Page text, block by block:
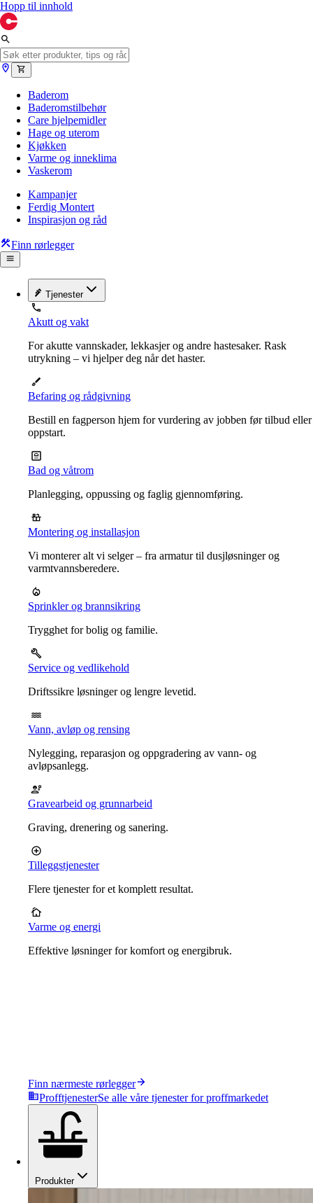
Hopp til innhold
Baderom
Baderomstilbehør
Care hjelpemidler
Hage og uterom
Kjøkken
Varme og inneklima
Vaskerom
Kampanjer
Ferdig Montert
Inspirasjon og råd
Finn rørlegger
Tjenester
Akutt og vakt
For akutte vannskader, lekkasjer og andre hastesaker. Rask
utrykning – vi hjelper deg når det haster.
Befaring og rådgivning
Bestill en fagperson hjem for vurdering av jobben før tilbud eller
oppstart.
Bad og våtrom
Planlegging, oppussing og faglig gjennomføring.
Montering og installasjon
Vi monterer alt vi selger – fra armatur til dusjløsninger og
varmtvannsberedere.
Sprinkler og brannsikring
Trygghet for bolig og familie.
Service og vedlikehold
Driftssikre løsninger og lengre levetid.
Vann, avløp og rensing
Nylegging, reparasjon og oppgradering av vann- og
avløpsanlegg.
Gravearbeid og grunnarbeid
Graving, drenering og sanering.
Tilleggstjenester
Flere tjenester for et komplett resultat.
Varme og energi
Effektive løsninger for komfort og energibruk.
Finn nærmeste rørlegger
ProfftjenesterSe alle våre tjenester for proffmarkedet
Produkter